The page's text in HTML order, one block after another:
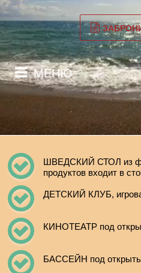
МЕНЮ
ШВЕДСКИЙ СТОЛ из
продуктов входит в
ДЕТСКИЙ КЛУБ,
КИНОТЕАТР под
БАССЕЙН под